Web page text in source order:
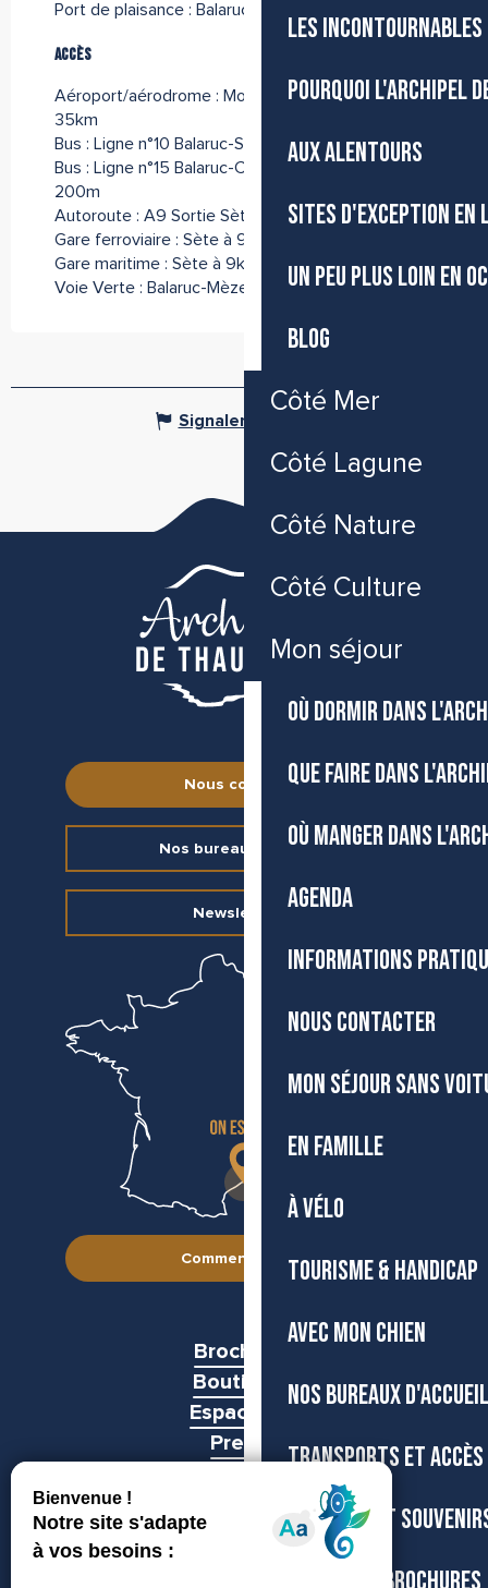
LES
POURQUOI L'ARCHIPEL
AUX ALENTOURS
SITES D'EXCEPTION EN
UN PEU PLUS LOIN EN
BLOG
Côté Mer
Côté Lagune
Côté Nature
Côté Culture
Mon séjour
OÙ DORMIR DANS
QUE FAIRE DANS
OÙ MANGER DANS
AGENDA
INFORMATIONS
NOUS CONTACTER
MON SÉJOUR SANS
EN FAMILLE
À VÉLO
TOURISME & HANDICAP
AVEC MON CHIEN
NOS BUREAUX D'ACCUEIL
TRANSPORTS ET ACCÈS
BOUTIQUE ET
Port de plaisance : Balaruc-les-Bains
Accès
Accès
Aéroport/aérodrome : Montpellier Méditerranée à
35km
Bus : Ligne n°10 Balaruc-Sète-Balaruc à 300m
Bus : Ligne n°15 Balaruc-Centre commercial à
200m
Autoroute : A9 Sortie Sète n°33 à 3km
Gare ferroviaire : Sète à 9km
Gare maritime : Sète à 9km
Voie Verte : Balaruc-Mèze à 3km
Signaler une erreur
Nous contacter
Nos bureaux d’accueil
Newsletter
Comment venir ?
Brochures
Boutiques
Espace pro
Presse